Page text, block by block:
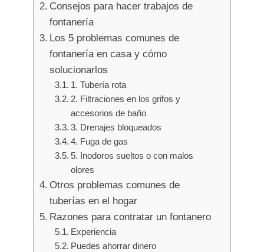
Consejos para hacer trabajos de
fontanería
Los 5 problemas comunes de
fontanería en casa y cómo
solucionarlos
1. Tubería rota
2. Filtraciones en los grifos y
accesorios de baño
3. Drenajes bloqueados
4. Fuga de gas
5. Inodoros sueltos o con malos
olores
Otros problemas comunes de
tuberías en el hogar
Razones para contratar un fontanero
Experiencia
Puedes ahorrar dinero